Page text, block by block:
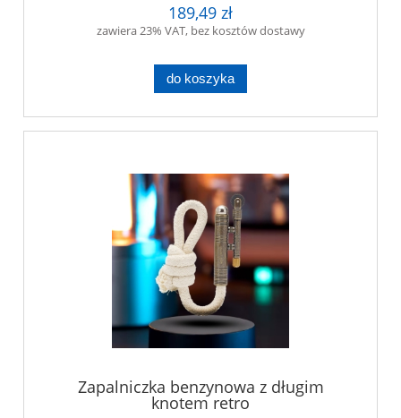
189,49 zł
zawiera 23% VAT, bez kosztów dostawy
do koszyka
Zapalniczka benzynowa z długim
knotem retro